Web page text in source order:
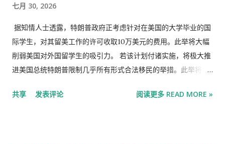
为别人的梦想榨干自己。”她去年辞去了在杭州一家金融科技初创
公司的工作。 这种转变不仅是文化上的，还与切实的经济压力息
息相关。住房成本飙升，学业竞争激烈，工资停滞不前，让许多
中国年轻人对“努力工作会带来社会进步”的信条产生怀疑。 “老鼠
人”亚文化的出现正是这种消极情绪的反映。这些所谓的“老鼠人”
狭小的房子里，只参与最低限度的经济活动。这种生活方式并非
七月 30, 2026
据知情人士透露，特朗普政府正考虑针对在美国的大学毕业的国
际学生，对其留美工作的许可收取10万美元的费用。此举将大幅
削弱美国对外国留学生的吸引力。 若该计划付诸实施，将极大推
进美国总统特朗普限制几乎所有形式合法移民的举措。此举将尤
一。此外，硅谷和华尔街的顶尖公司也将受到冲击，这些公司大
共享 发表评论 阅读更多 READ MORE »